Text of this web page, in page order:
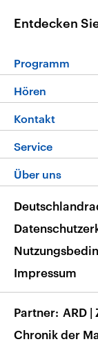
Entdecken
Programm
Programm
Die
Neue
Hören
Livestream
Podcasts
Kontakt
Service
FAQ
Musikliste
RSS
Über uns
Impressum
Partner ARD |
Chronik der